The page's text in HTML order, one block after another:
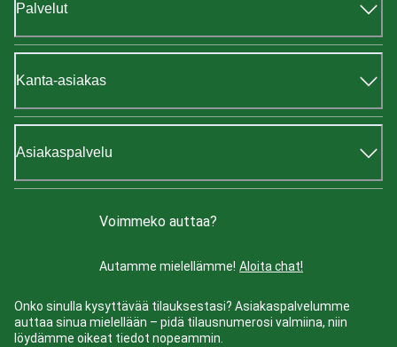
Palvelut
Kanta-asiakas
Asiakaspalvelu
Voimmeko auttaa?
Autamme mielellämme! Aloita chat!
Onko sinulla kysyttävää tilauksestasi? Asiakaspalvelumme
auttaa sinua mielellään – pidä tilausnumerosi valmiina, niin
löydämme oikeat tiedot nopeammin.